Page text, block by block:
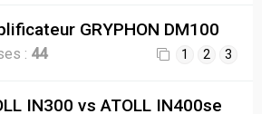
GRYPHON DM100
: 44 1 2 3
IN300 vs ATOLL IN400se